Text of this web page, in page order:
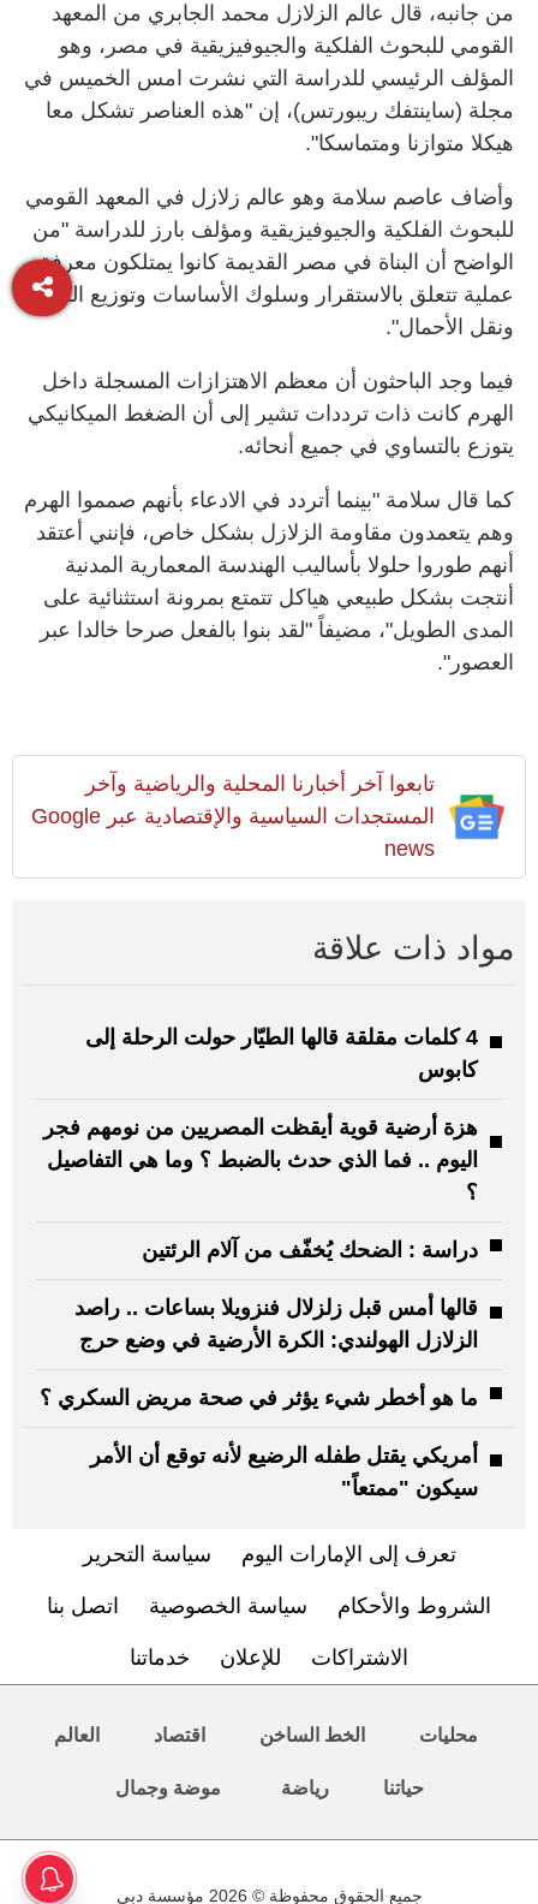
من جانبه، قال عالم الزلازل محمد الجابري من المعهد
القومي للبحوث الفلكية والجيوفيزيقية في مصر، وهو
المؤلف الرئيسي للدراسة التي نشرت امس الخميس في
مجلة (ساينتفك ريبورتس)، إن "هذه العناصر تشكل معا
هيكلا متوازنا ومتماسكا".
وأضاف عاصم سلامة وهو عالم زلازل في المعهد القومي
للبحوث الفلكية والجيوفيزيقية ومؤلف بارز للدراسة "من
الواضح أن البناة في مصر القديمة كانوا يمتلكون معرفة
عملية تتعلق بالاستقرار وسلوك الأساسات وتوزيع الكتلة
ونقل الأحمال".
فيما وجد الباحثون أن معظم الاهتزازات المسجلة داخل
الهرم كانت ذات ترددات تشير إلى أن الضغط الميكانيكي
يتوزع بالتساوي في جميع أنحائه.
كما قال سلامة "بينما أتردد في الادعاء بأنهم صمموا الهرم
وهم يتعمدون مقاومة الزلازل بشكل خاص، فإنني أعتقد
أنهم طوروا حلولا بأساليب الهندسة المعمارية المدنية
أنتجت بشكل طبيعي هياكل تتمتع بمرونة استثنائية على
المدى الطويل"، مضيفاً "لقد بنوا بالفعل صرحا خالدا عبر
العصور".
تابعوا آخر أخبارنا المحلية والرياضية وآخر
المستجدات السياسية والإقتصادية عبر Google
news
مواد ذات علاقة
4 كلمات مقلقة قالها الطيّار حولت الرحلة إلى
كابوس
هزة أرضية قوية أيقظت المصريين من نومهم فجر
اليوم .. فما الذي حدث بالضبط ؟ وما هي التفاصيل
؟
دراسة : الضحك يُخفّف من آلام الرئتين
قالها أمس قبل زلزلال فنزويلا بساعات .. راصد
الزلازل الهولندي: الكرة الأرضية في وضع حرج
ما هو أخطر شيء يؤثر في صحة مريض السكري ؟
أمريكي يقتل طفله الرضيع لأنه توقع أن الأمر
سيكون "ممتعاً"
تعرف إلى الإمارات اليوم سياسة التحرير
الشروط والأحكام سياسة الخصوصية اتصل بنا
الاشتراكات للإعلان خدماتنا
محليات الخط الساخن اقتصاد العالم
حياتنا رياضة موضة وجمال
جميع الحقوق محفوظة © 2026 مؤسسة دبي